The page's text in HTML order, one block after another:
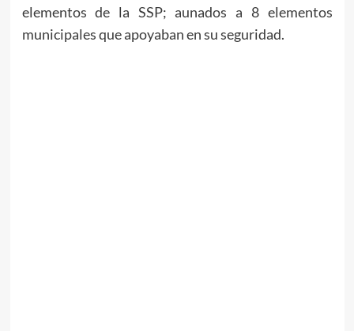
elementos de la SSP; aunados a 8 elementos
municipales que apoyaban en su seguridad.